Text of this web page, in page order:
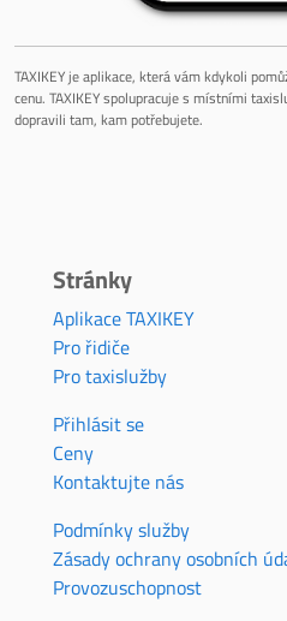
TAXIKEY je aplikace, která vám kdykoli
cenu. TAXIKEY spolupracuje s místními
dopravili tam, kam potřebujete.
Stránky
Aplikace TAXIKEY
Pro řidiče
Pro taxislužby
Přihlásit se
Ceny
Kontaktujte nás
Podmínky služby
Zásady ochrany osobních
Provozuschopnost